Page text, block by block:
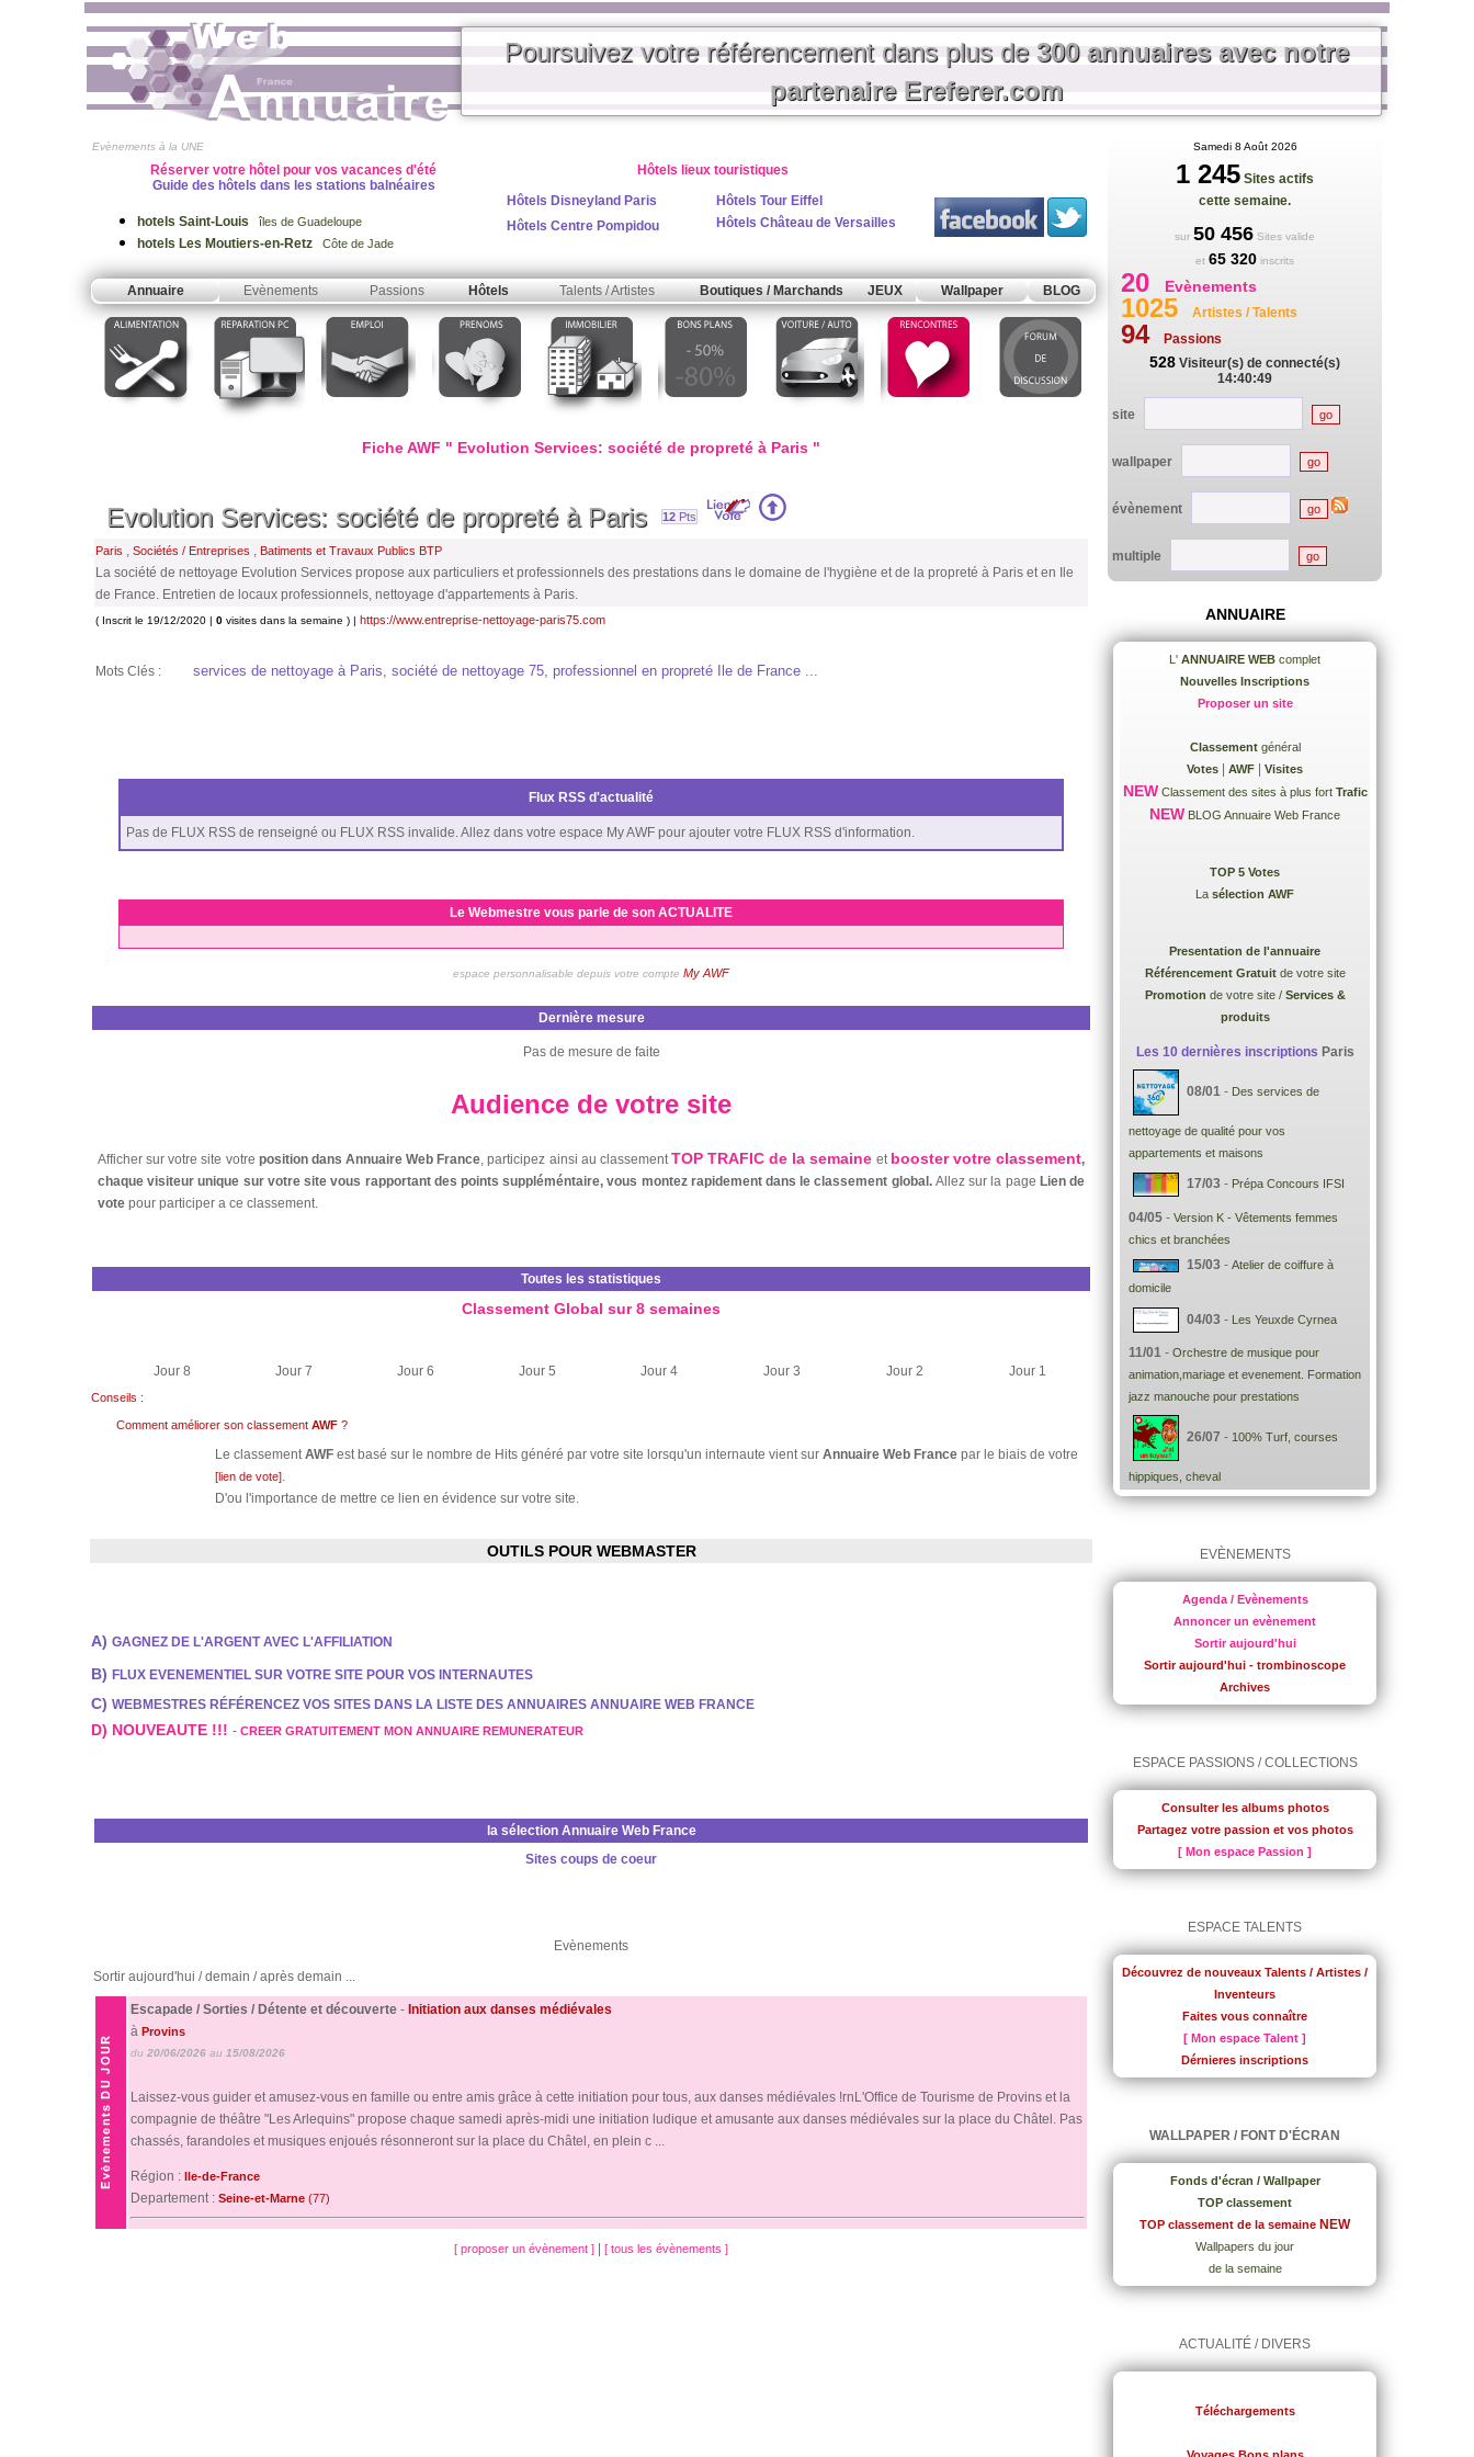
Poursuivez votre référencement dans plus de300 annuaires avec notre
partenaire Ereferer.com
Evènements à la UNE
Réserver votre hôtel pour vos vacances d'été
Guide des hôtels dans les stations balnéaires
hotels Saint-Louis îles de Guadeloupe
hotels Les Moutiers-en-Retz Côte de Jade
Hôtels lieux touristiques
Hôtels Disneyland Paris
Hôtels Tour Eiffel
Hôtels Centre Pompidou
Hôtels Château de Versailles
Annuaire Evènements Passions Hôtels Talents / Artistes Boutiques / Marchands JEUX Wallpaper BLOG
Fiche AWF " Evolution Services: société de propreté à Paris "
Evolution Services: société de propreté à Paris 12 Pts
Paris , Sociétés / Entreprises , Batiments et Travaux Publics BTP
La société de nettoyage Evolution Services propose aux particuliers et professionnels des prestations dans le domaine de l'hygiène et de la propreté à Paris et en Ile
de France. Entretien de locaux professionnels, nettoyage d'appartements à Paris.
( Inscrit le 19/12/2020 | 0 visites dans la semaine ) | https://www.entreprise-nettoyage-paris75.com
Mots Clés : services de nettoyage à Paris, société de nettoyage 75, professionnel en propreté Ile de France ...
Flux RSS d'actualité
Pas de FLUX RSS de renseigné ou FLUX RSS invalide. Allez dans votre espace My AWF pour ajouter votre FLUX RSS d'information.
Le Webmestre vous parle de son ACTUALITE
espace personnalisable depuis votre compte My AWF
Dernière mesure
Pas de mesure de faite
Audience de votre site
Afficher sur votre site votre position dans Annuaire Web France, participez ainsi au classementTOP TRAFIC de la semaine et booster votre classement,
chaque visiteur unique sur votre site vous rapportant des points suppléméntaire, vous montez rapidement dans le classement global. Allez sur la page Lien de
vote pour participer a ce classement.
Toutes les statistiques
Classement Global sur 8 semaines
Jour 8 Jour 7 Jour 6 Jour 5 Jour 4 Jour 3 Jour 2 Jour 1
Conseils :
Comment améliorer son classement AWF ?
Le classementAWF est basé sur le nombre de Hits généré par votre site lorsqu'un internaute vient sur Annuaire Web France par le biais de votre
[lien de vote].
D'ou l'importance de mettre ce lien en évidence sur votre site.
OUTILS POUR WEBMASTER
A) GAGNEZ DE L'ARGENT AVEC L'AFFILIATION
B) FLUX EVENEMENTIEL SUR VOTRE SITE POUR VOS INTERNAUTES
C) WEBMESTRES RÉFÉRENCEZ VOS SITES DANS LA LISTE DES ANNUAIRES ANNUAIRE WEB FRANCE
D) NOUVEAUTE !!! - CREER GRATUITEMENT MON ANNUAIRE REMUNERATEUR
la sélection Annuaire Web France
Sites coups de coeur
Evènements
Sortir aujourd'hui / demain / après demain ...
Escapade / Sorties / Détente et découverte - Initiation aux danses médiévales
à Provins
du 20/06/2026 au 15/08/2026
Laissez-vous guider et amusez-vous en famille ou entre amis grâce à cette initiation pour tous, aux danses médiévales !rnL'Office de Tourisme de Provins et la
compagnie de théâtre "Les Arlequins" propose chaque samedi après-midi une initiation ludique et amusante aux danses médiévales sur la place du Châtel. Pas
chassés, farandoles et musiques enjoués résonneront sur la place du Châtel, en plein c ...
Région : Ile-de-France
Departement : Seine-et-Marne (77)
[ proposer un évènement ] [ tous les évènements ]
Samedi 8 Août 2026
1 245 Sites actifs
cette semaine.
sur 50 456 Sites valide
et 65 320 inscrits
20 Evènements
1025 Artistes / Talents
94 Passions
528 Visiteur(s) de connecté(s)
14:40:49
site
wallpaper
évènement
multiple
ANNUAIRE
L' ANNUAIRE WEB complet
Nouvelles Inscriptions
Proposer un site
Classementgénéral
Votes
AWF Visites
NEWClassement des sites à plus fort Trafic
NEW BLOG Annuaire Web France
TOP 5 Votes
La sélection AWF
Presentation de l'annuaire
Référencement Gratuitde votre site
Promotion de votre site / Services &
produits
Les 10 dernières inscriptions Paris
08/01 - Des services de
nettoyage de qualité pour vos
appartements et maisons
17/03 - Prépa Concours IFSI
04/05 - Version K - Vêtements femmes
chics et branchées
15/03 - Atelier de coiffure à
domicile
04/03 - Les Yeuxde Cyrnea
11/01 - Orchestre de musique pour
animation,mariage et evenement. Formation
jazz manouche pour prestations
26/07 - 100% Turf, courses
hippiques, cheval
EVÈNEMENTS
Agenda / Evènements
Annoncer un evènement
Sortir aujourd'hui
Sortir aujourd'hui - trombinoscope
Archives
ESPACE PASSIONS / COLLECTIONS
Consulter les albums photos
Partagez votre passion et vos photos
[ Mon espace Passion ]
ESPACE TALENTS
Découvrez de nouveaux Talents / Artistes /
Inventeurs
Faites vous connaître
[ Mon espace Talent ]
Dérnieres inscriptions
WALLPAPER / FONT D'ÉCRAN
Fonds d'écran / Wallpaper
TOP classement
TOP classement de la semaine NEW
Wallpapers du jour
de la semaine
ACTUALITÉ / DIVERS
Téléchargements